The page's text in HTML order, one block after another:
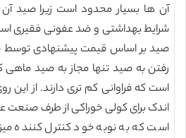
آن ها بسیار محدود است زیرا صید
شرایط بهداشتی و ضد عفونی فقیری
صید بر اساس قیمت پیشنهادی
رفتن به صید تنها مجاز به صید ماهی
است که فراوانی کم تری دارند. از این
اندک برای کولی خوراکی از طرف
است که به نوبه خود کنترل کننده